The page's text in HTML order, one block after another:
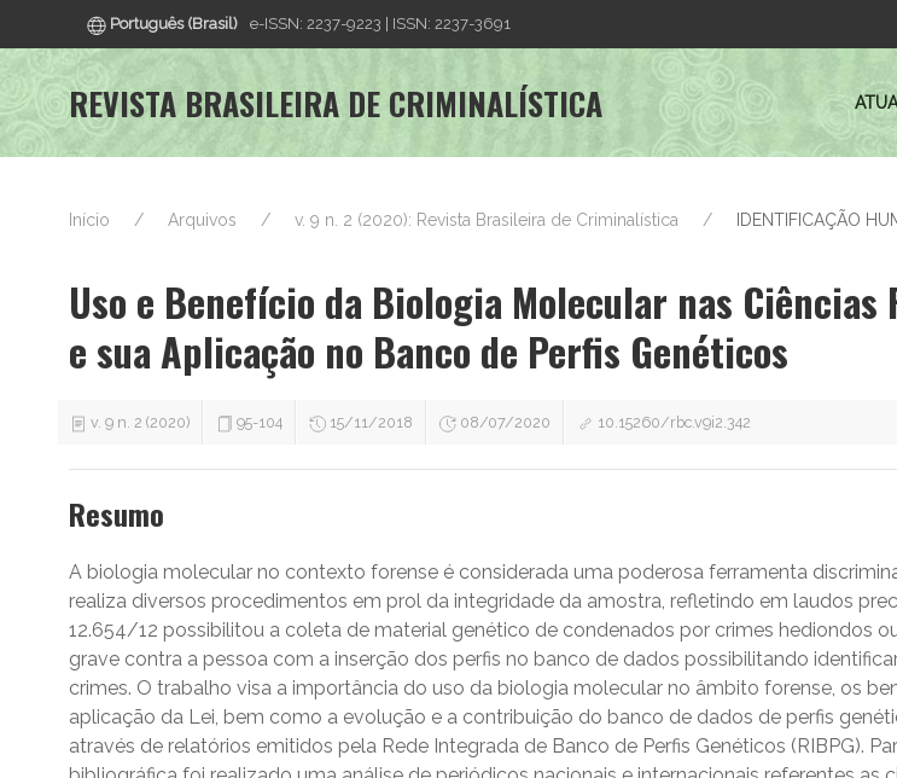
Português (Brasil) e-ISSN: 2237-9223 | ISSN: 2237-3691
REVISTA BRASILEIRA DE CRIMINALÍSTICA
Início Arquivos v. 9 n. 2 (2020): Revista Brasileira de Criminalística IDENTIFICAÇÃO
Uso e Benefício da Biologia Molecular nas Ciências
e sua Aplicação no Banco de Perfis Genéticos
v. 9 n. 2 (2020) 95-104 15/11/2018 08/07/2020 10.15260/rbc.v9i2.342
Resumo
A biologia molecular no contexto forense é considerada uma poderosa ferramenta
realiza diversos procedimentos em prol da integridade da amostra, refletindo em laudos
12.654/12 possibilitou a coleta de material genético de condenados por crimes hediondos
grave contra a pessoa com a inserção dos perfis no banco de dados possibilitando
crimes. O trabalho visa a importância do uso da biologia molecular no âmbito forense, os
aplicação da Lei, bem como a evolução e a contribuição do banco de dados de perfis
através de relatórios emitidos pela Rede Integrada de Banco de Perfis Genéticos (RIBPG).